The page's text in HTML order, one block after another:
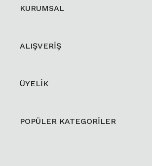
KURUMSAL
ALIŞVERİŞ
ÜYELİK
POPÜLER KATEGORİLER